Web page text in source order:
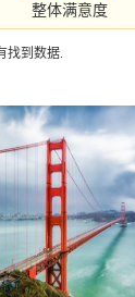
整体满意度
找到数据.